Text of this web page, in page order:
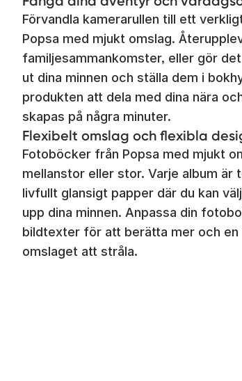
Förvandla kamerarullen till ett
Popsa med mjukt omslag.
familjesammankomster, eller gör
ut dina minnen och ställa dem i
produkten att dela med dina nära
skapas på några minuter.
Flexibelt omslag och flexibla
Fotoböcker från Popsa med mjukt
mellanstor eller stor. Varje album
livfullt glansigt papper där du kan
upp dina minnen. Anpassa din
bildtexter för att berätta mer och
omslaget att stråla.